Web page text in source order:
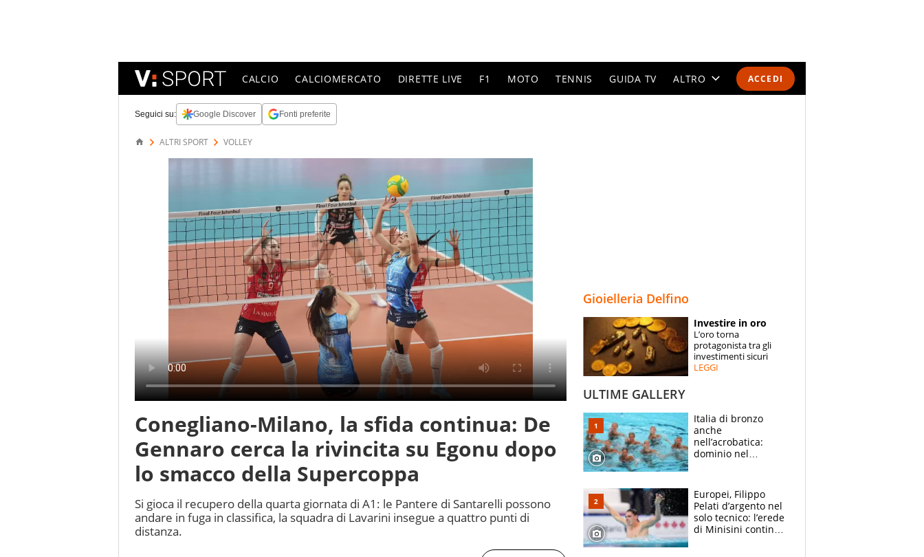
ACCEDI
CALCIO CALCIOMERCATO DIRETTE LIVE F1 MOTO TENNIS GUIDA TV ALTRO
SPECIALI
ESPERTI
Seguici su: Google Discover Fonti preferite
ALTRI SPORT VOLLEY
Conegliano-Milano, la sfida continua: De
Gennaro cerca la rivincita su Egonu dopo
lo smacco della Supercoppa
Si gioca il recupero della quarta giornata di A1: le Pantere di Santarelli possono
andare in fuga in classifica, la squadra di Lavarini insegue a quattro punti di
distanza.
Gioielleria Delfino
Investire in oro
L’oro torna
protagonista tra gli
investimenti sicuri
LEGGI
ULTIME GALLERY
Italia di bronzo
anche
nell’acrobatica:
dominio nel
e compagni
continuare
Europei, Filippo
Pelati d’argento nel
solo tecnico: l’erede
di Minisini continua